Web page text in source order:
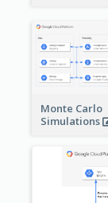
Monte Carlo
Simulations